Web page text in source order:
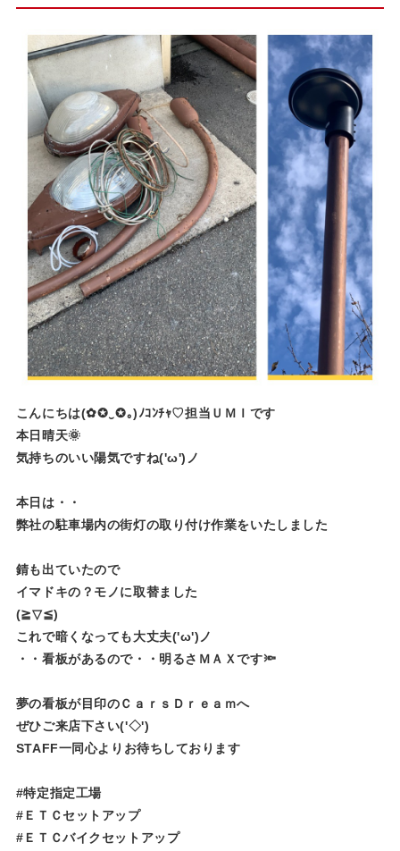
こんにちは(✿✪‿✪｡)ﾉｺﾝﾁｬ♡担当ＵＭＩです
本日晴天🌞
気持ちのいい陽気ですね('ω')ノ
本日は・・
弊社の駐車場内の街灯の取り付け作業をいたしました
錆も出ていたので
イマドキの？モノに取替ました
(≧▽≦)
これで暗くなっても大丈夫('ω')ノ
・・看板があるので・・明るさＭＡＸです🔦
夢の看板が目印のＣａｒｓＤｒｅａｍへ
ぜひご来店下さい('◇')ゞ
STAFF一同心よりお待ちしております
#特定指定工場
#ＥＴＣセットアップ
#ＥＴＣバイクセットアップ